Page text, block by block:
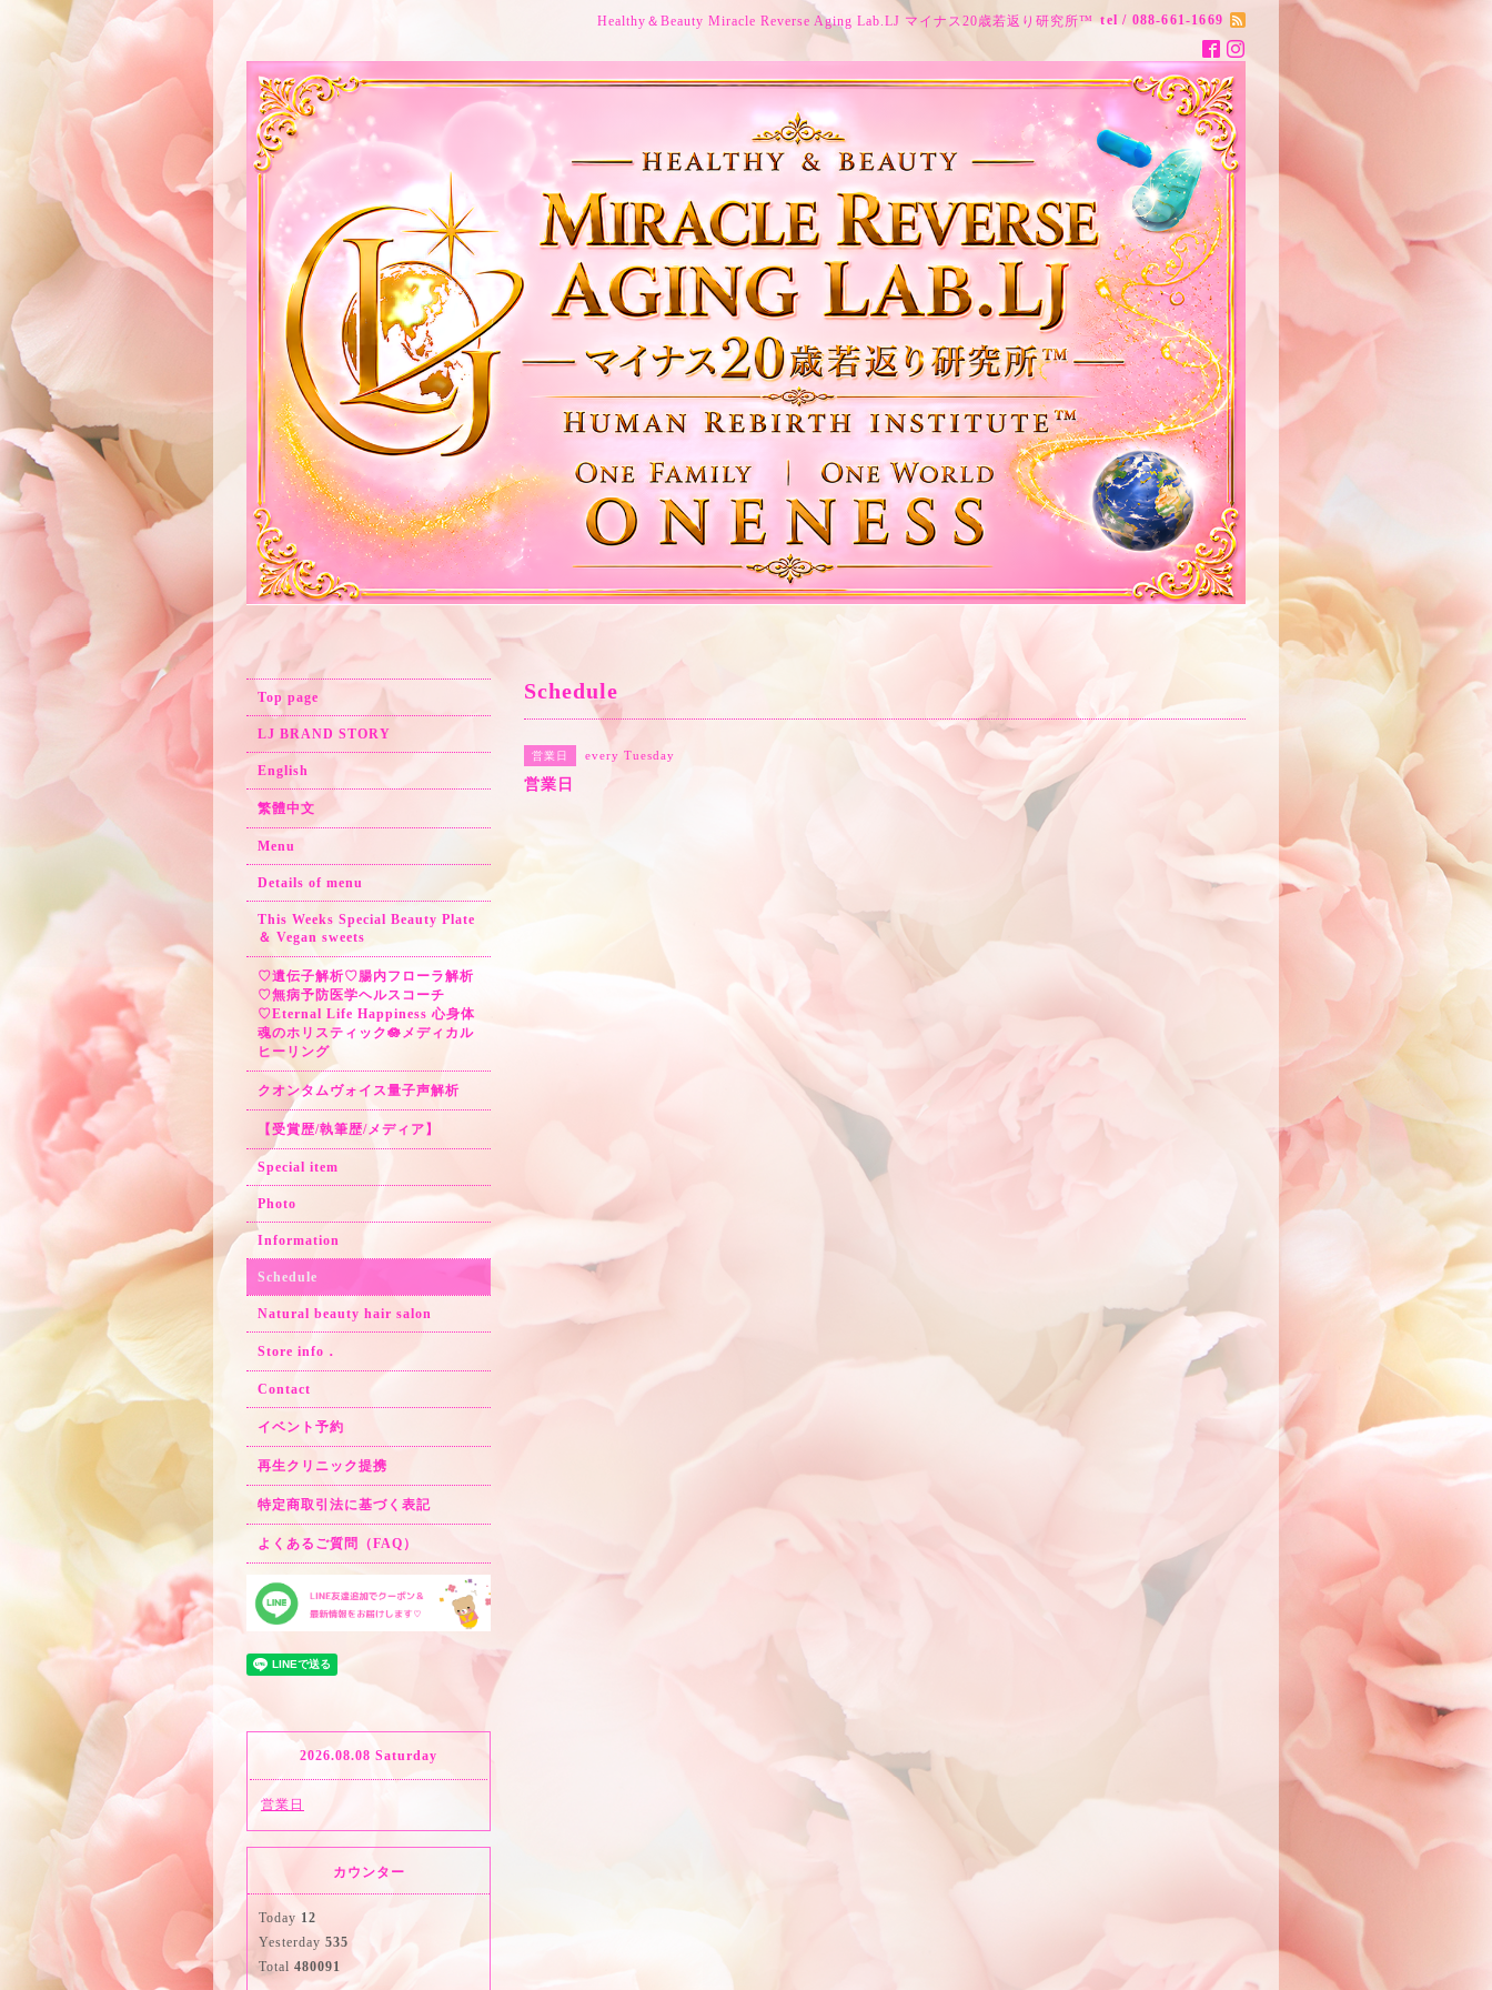
Healthy＆Beauty Miracle Reverse Aging Lab.LJ マイナス20歳若返り研究所™ tel / 088-661-1669
Schedule
営業日 every Tuesday
営業日
Top page
LJ BRAND STORY
English
繁體中文
Menu
Details of menu
This Weeks Special Beauty Plate
＆ Vegan sweets
♡遺伝子解析♡腸内フローラ解析
♡無病予防医学ヘルスコーチ
♡Eternal Life Happiness 心身体
魂のホリスティック🪷メディカル
ヒーリング
クオンタムヴォイス量子声解析
【受賞歴/執筆歴/メディア】
Special item
Photo
Information
Schedule
Natural beauty hair salon
Store info．
Contact
イベント予約
再生クリニック提携
特定商取引法に基づく表記
よくあるご質問（FAQ）
2026.08.08 Saturday
営業日
カウンター
Today 12
Yesterday 535
Total 480091